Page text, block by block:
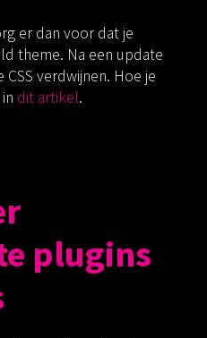
er dan voor dat je
theme. Na een update
verdwijnen. Hoe je
dit artikel.
plugins